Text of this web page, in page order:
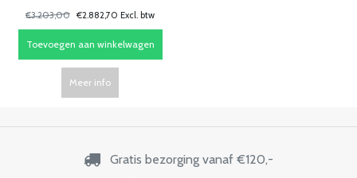
€3.203,00 €2.882,70 Excl. btw
Toevoegen aan winkelwagen
Meer info
Gratis bezorging vanaf €120,-